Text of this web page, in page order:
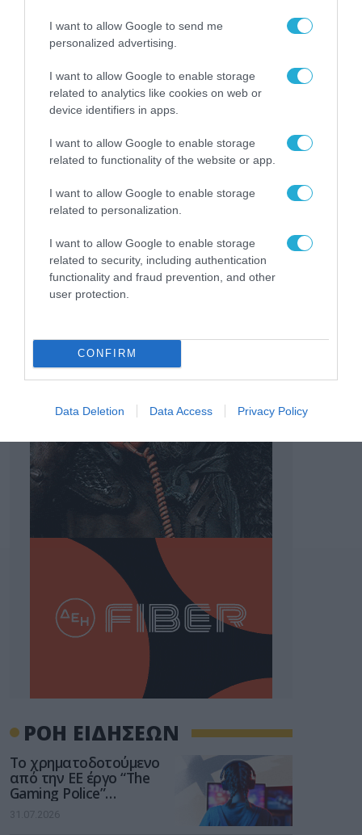
I want to allow Google to send me
personalized advertising.
I want to allow Google to enable storage
related to analytics like cookies on web or
device identifiers in apps.
I want to allow Google to enable storage
related to functionality of the website or app.
I want to allow Google to enable storage
related to personalization.
I want to allow Google to enable storage
related to security, including authentication
functionality and fraud prevention, and other
user protection.
CONFIRM
Data Deletion Data Access Privacy Policy
ελληνικών περιφερειών και της
ουσιαστικά στη διαμόρφωση ενός σύγχρονου
και βιώσιμου αναπτυξιακού μοντέλου για τη
ΡΟΗ ΕΙΔΗΣΕΩΝ
Το χρηματοδοτούμενο
από την ΕΕ έργο “The
Gaming Police”
ενισχύει την ασφάλεια
των παιδιών στο
31.07.2026